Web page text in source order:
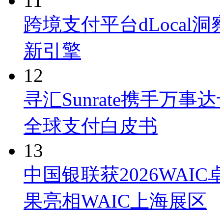
跨境支付平台dLocal
新引擎
12
寻汇Sunrate携手万事
全球支付白皮书
13
中国银联获2026WAIC
果亮相WAIC上海展区